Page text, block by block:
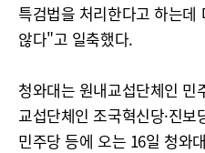
특검법을 처리한다고 하는데
않다"고 일축했다.
청와대는 원내교섭단체인 민
교섭단체인 조국혁신당·진보
민주당 등에 오는 16일 청와